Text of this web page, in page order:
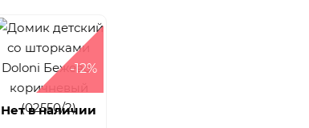
-12%
Нет в наличии